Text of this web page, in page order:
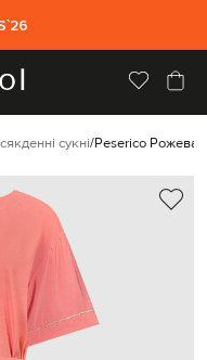
сукні Peserico Рожева